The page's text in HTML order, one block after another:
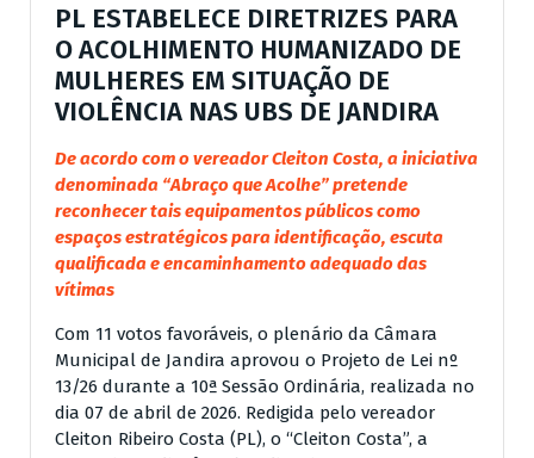
PL ESTABELECE DIRETRIZES PARA
O ACOLHIMENTO HUMANIZADO DE
MULHERES EM SITUAÇÃO DE
VIOLÊNCIA NAS UBS DE JANDIRA
De acordo com o vereador Cleiton Costa, a iniciativa
denominada “Abraço que Acolhe” pretende
reconhecer tais equipamentos públicos como
espaços estratégicos para identificação, escuta
qualificada e encaminhamento adequado das
vítimas
Com 11 votos favoráveis, o plenário da Câmara
Municipal de Jandira aprovou o Projeto de Lei nº
13/26 durante a 10ª Sessão Ordinária, realizada no
dia 07 de abril de 2026. Redigida pelo vereador
Cleiton Ribeiro Costa (PL), o “Cleiton Costa”, a